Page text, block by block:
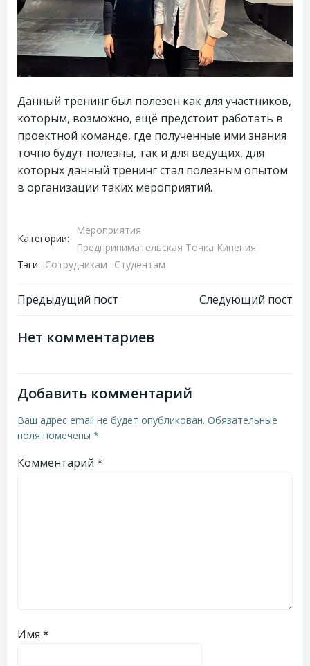
Данный тренинг был полезен как для участников,
которым, возможно, ещё предстоит работать в
проектной команде, где полученные ими знания
точно будут полезны, так и для ведущих, для
которых данный тренинг стал полезным опытом
в организации таких мероприятий.
Категории:
Мероприятия
Предпринимательская Точка Кипения
Тэги: Сотрудникам Студентам
Навигация
по
Предыдущий пост
Навигация
Следующий пост
Нет комментариев
Добавить комментарий
Ваш адрес email не будет опубликован. Обязательные
поля помечены *
Комментарий *
Имя *